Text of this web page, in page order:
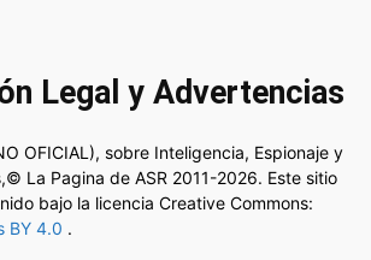
Legal y Advertencias
OFICIAL), sobre Inteligencia, Espionaje y
La Pagina de ASR 2011-2026. Este sitio
bajo la licencia Creative Commons:
BY 4.0 .